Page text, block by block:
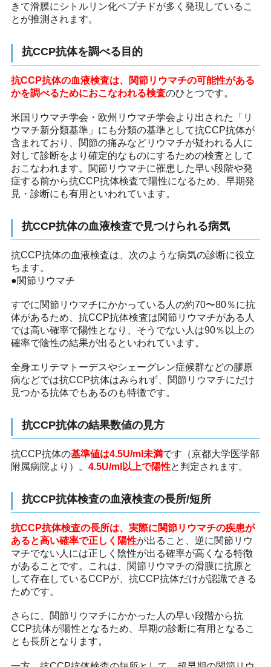
きて滑膜にシトルリン化ペプチドが多く発現しているこ
とが推測されます。
抗CCP抗体を調べる目的
抗CCP抗体の血液検査は、関節リウマチの可能性がある
かを調べるためにおこなわれる検査のひとつです。
米国リウマチ学会・欧州リウマチ学会より出された「リ
ウマチ新分類基準」にも分類の基準として抗CCP抗体が
含まれており、関節の痛みなどリウマチが疑われる人に
対して診断をより確定的なものにするための検査として
おこなわれます。関節リウマチに罹患した早い段階や発
症する前から抗CCP抗体検査で陽性になるため、早期発
見・診断にも有用といわれています。
抗CCP抗体の血液検査で見つけられる病気
抗CCP抗体の血液検査は、次のような病気の診断に役立
ちます。
●関節リウマチ
すでに関節リウマチにかかっている人の約70〜80％に抗
体があるため、抗CCP抗体検査は関節リウマチがある人
では高い確率で陽性となり、そうでない人は90％以上の
確率で陰性の結果が出るといわれています。
全身エリテマトーデスやシェーグレン症候群などの膠原
病などでは抗CCP抗体はみられず、関節リウマチにだけ
見つかる抗体でもあるのも特徴です。
抗CCP抗体の結果数値の見方
抗CCP抗体の基準値は4.5U/ml未満です（京都大学医学部
附属病院より）。 4.5U/ml以上で陽性と判定されます。
抗CCP抗体検査の血液検査の長所/短所
抗CCP抗体検査の長所は、実際に関節リウマチの疾患が
あると高い確率で正しく陽性が出ること、逆に関節リウ
マチでない人には正しく陰性が出る確率が高くなる特徴
があることです。これは、関節リウマチの滑膜に抗原と
して存在しているCCPが、抗CCP抗体だけが認識できる
ためです。
さらに、関節リウマチにかかった人の早い段階から抗
CCP抗体が陽性となるため、早期の診断に有用となるこ
とも長所となります。